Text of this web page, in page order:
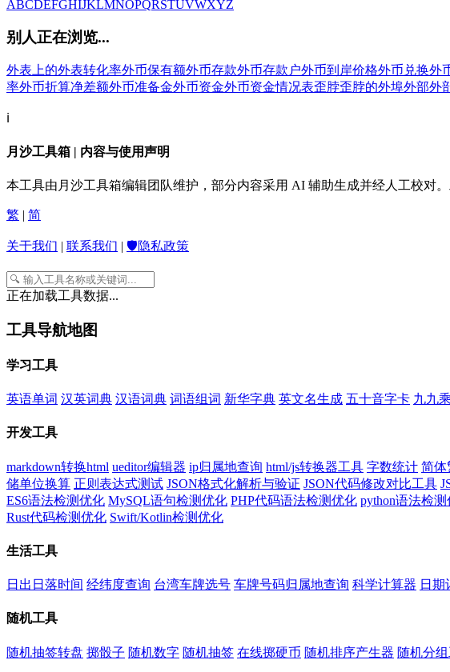
ABCDEFGHIJKLMNOPQRSTUVWXYZ
别人正在浏览...
外表上的外表转化率外币保有额外币存款外币存款户外币到岸价格外币兑换外
率外币折算净差额外币准备金外币资金外币资金情况表歪脖歪脖的外埠外部外
ℹ️
月沙工具箱 | 内容与使用声明
本工具由月沙工具箱编辑团队维护，部分内容采用 AI 辅助生成并经人工校对
繁 | 简
关于我们 | 联系我们 | 🛡️隐私政策
正在加载工具数据...
工具导航地图
学习工具
英语单词 汉英词典 汉语词典 词语组词 新华字典 英文名生成 五十音字卡 九九
开发工具
markdown转换html ueditor编辑器 ip归属地查询 html/js转换器工具 字数统计 简体
储单位换算 正则表达式测试 JSON格式化解析与验证 JSON代码修改对比工具
ES6语法检测优化 MySQL语句检测优化 PHP代码语法检测优化 python语法检
Rust代码检测优化 Swift/Kotlin检测优化
生活工具
日出日落时间 经纬度查询 台湾车牌选号 车牌号码归属地查询 科学计算器 日期
随机工具
随机抽签转盘 掷骰子 随机数字 随机抽签 在线掷硬币 随机排序产生器 随机分